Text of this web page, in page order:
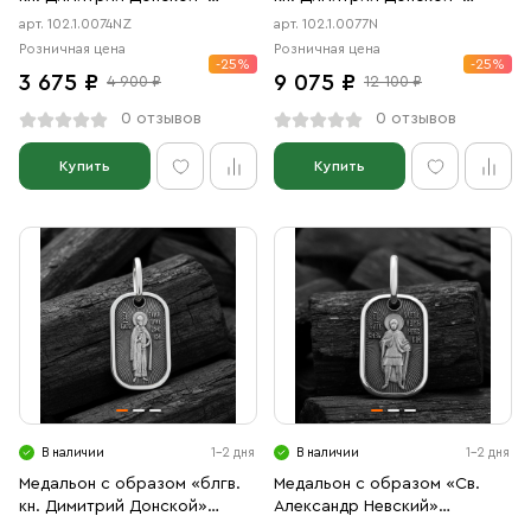
чернение, позолота
арт. 102.1.0074NZ
Розничная цена
3 675 ₽ 4 900 ₽
-25%
0 отзывов
Купить
чернение
арт. 102.1.0077N
Розничная цена
9 075 ₽ 12 100 ₽
-25%
0 отзывов
Купить
В наличии 1-2 дня
Медальон с образом «блгв.
кн. Димитрий Донской»
В наличии 1-2 дня
Медальон с образом «Св.
Александр Невский»